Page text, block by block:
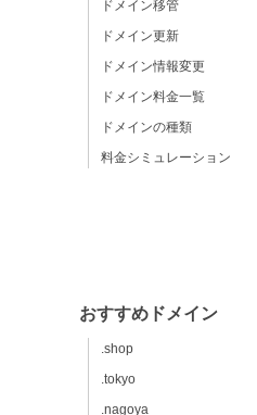
ドメイン移管
ドメイン更新
ドメイン情報変更
ドメイン料金一覧
ドメインの種類
料金シミュレーション
おすすめドメイン
.shop
.tokyo
.nagoya